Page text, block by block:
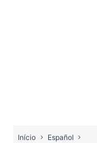
Início
Español